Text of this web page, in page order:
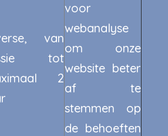
van
tot
2
voor
webanalyse
om onze
website beter
af te
stemmen op
de behoeften